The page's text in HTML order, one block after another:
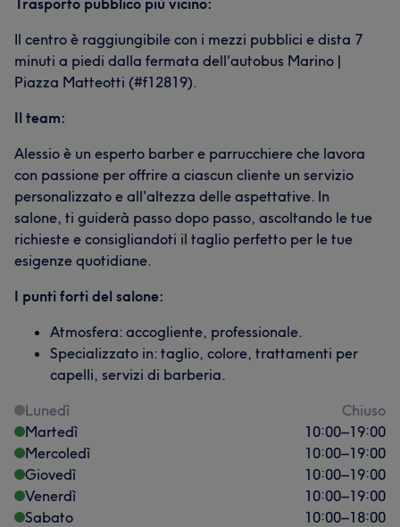
Trasporto pubblico più vicino:
Il centro è raggiungibile con i mezzi pubblici e dista 7
minuti a piedi dalla fermata dell'autobus Marino |
Piazza Matteotti (#f12819).
Il team:
Alessio è un esperto barber e parrucchiere che lavora
con passione per offrire a ciascun cliente un servizio
personalizzato e all'altezza delle aspettative. In
salone, ti guiderà passo dopo passo, ascoltando le tue
richieste e consigliandoti il taglio perfetto per le tue
esigenze quotidiane.
I punti forti del salone:
Atmosfera: accogliente, professionale.
Specializzato in: taglio, colore, trattamenti per
capelli, servizi di barberia.
Lunedì
Chiuso
Martedì
10:00–19:00
Mercoledì
10:00–19:00
Giovedì
10:00–19:00
Venerdì
10:00–19:00
Sabato
10:00–18:00